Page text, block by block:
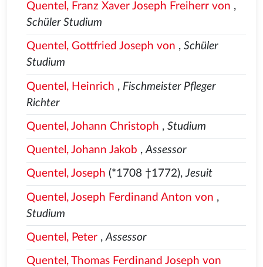
Quentel, Franz Xaver Joseph Freiherr von ,
Schüler Studium
Quentel, Gottfried Joseph von , Schüler
Studium
Quentel, Heinrich , Fischmeister Pfleger
Richter
Quentel, Johann Christoph , Studium
Quentel, Johann Jakob ,Assessor
Quentel, Joseph (*1708 †1772),Jesuit
Quentel, Joseph Ferdinand Anton von ,
Studium
Quentel, Peter, Assessor
Quentel, Thomas Ferdinand Joseph von